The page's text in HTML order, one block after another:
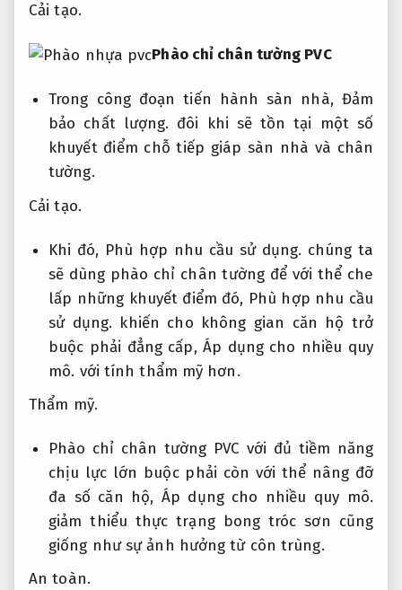
Cải tạo.
Phào chỉ chân tường PVC
Trong công đoạn tiến hành sàn nhà, Đảm
bảo chất lượng. đôi khi sẽ tồn tại một số
khuyết điểm chỗ tiếp giáp sàn nhà và chân
tường.
Cải tạo.
Khi đó, Phù hợp nhu cầu sử dụng. chúng ta
sẽ dùng phào chỉ chân tường để với thể che
lấp những khuyết điểm đó, Phù hợp nhu cầu
sử dụng. khiến cho không gian căn hộ trở
buộc phải đẳng cấp, Áp dụng cho nhiều quy
mô. với tính thẩm mỹ hơn.
Thẩm mỹ.
Phào chỉ chân tường PVC với đủ tiềm năng
chịu lực lớn buộc phải còn với thể nâng đỡ
đa số căn hộ, Áp dụng cho nhiều quy mô.
giảm thiểu thực trạng bong tróc sơn cũng
giống như sự ảnh hưởng từ côn trùng.
An toàn.